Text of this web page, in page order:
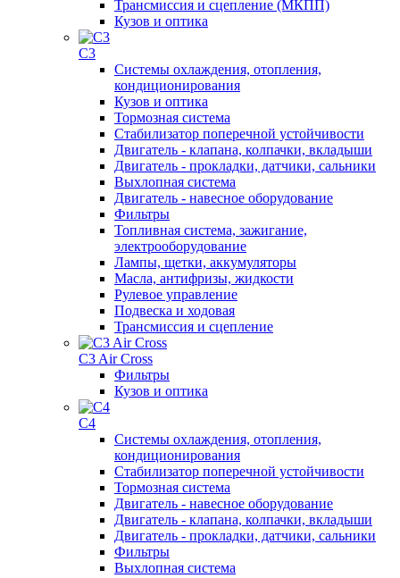
Трансмиссия и сцепление (МКПП)
Кузов и оптика
C3
Системы охлаждения, отопления,
кондиционирования
Кузов и оптика
Тормозная система
Стабилизатор поперечной устойчивости
Двигатель - клапана, колпачки, вкладыши
Двигатель - прокладки, датчики, сальники
Выхлопная система
Двигатель - навесное оборудование
Фильтры
Топливная система, зажигание,
электрооборудование
Лампы, щетки, аккумуляторы
Масла, антифризы, жидкости
Рулевое управление
Подвеска и ходовая
Трансмиссия и сцепление
C3 Air Cross
Фильтры
Кузов и оптика
C4
Системы охлаждения, отопления,
кондиционирования
Стабилизатор поперечной устойчивости
Тормозная система
Двигатель - навесное оборудование
Двигатель - клапана, колпачки, вкладыши
Двигатель - прокладки, датчики, сальники
Фильтры
Выхлопная система